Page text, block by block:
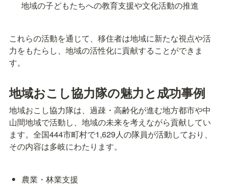
地域の子どもたちへの教育支援や文化活動の推進
これらの活動を通じて、移住者は地域に新たな視点や活
力をもたらし、地域の活性化に貢献することができま
す。
地域おこし協力隊の魅力と成功事例
地域おこし協力隊は、過疎・高齢化が進む地方都市や中
山間地域で活動し、地域の未来を考えながら貢献してい
ます。全国444市町村で1,629人の隊員が活動しており、
その内容は多岐にわたります。
農業・林業支援